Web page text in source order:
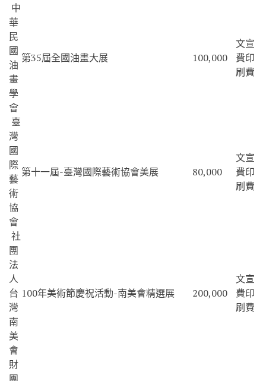
中
華
民
國
油
畫
學
會
第35屆全國油畫大展 100,000
文宣
費印
刷費
臺
灣
國
際
藝
術
協
會
第十一屆-臺灣國際藝術協會美展 80,000
文宣
費印
刷費
社
團
法
人
台
灣
南
美
會
100年美術節慶祝活動-南美會精選展 200,000
文宣
費印
刷費
財